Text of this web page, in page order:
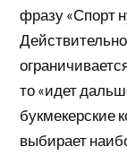
фразу «Спорт
то «идет
букмекерские
выбирает